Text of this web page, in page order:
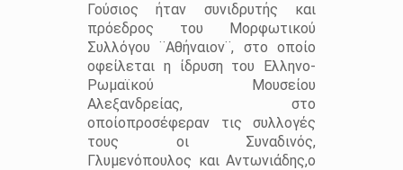
Γούσιος ήταν συνιδρυτής και
πρόεδρος του Μορφωτικού
Συλλόγου ¨Αθήναιον¨, στο οποίο
οφείλεται η ίδρυση του Ελληνο-
Ρωμαϊκού Μουσείου
Αλεξανδρείας, στο
οποίοπροσέφεραν τις συλλογές
τους οι Συναδινός,
Γλυμενόπουλος και Αντωνιάδης,ο